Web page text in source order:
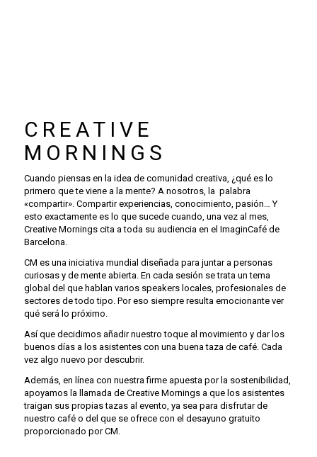
CREATIVE
MORNINGS
Cuando piensas en la idea de comunidad creativa, ¿qué es lo
primero que te viene a la mente? A nosotros, la palabra
«compartir». Compartir experiencias, conocimiento, pasión… Y
esto exactamente es lo que sucede cuando, una vez al mes,
Creative Mornings cita a toda su audiencia en el ImaginCafé de
Barcelona.
CM es una iniciativa mundial diseñada para juntar a personas
curiosas y de mente abierta. En cada sesión se trata un tema
global del que hablan varios speakers locales, profesionales de
sectores de todo tipo. Por eso siempre resulta emocionante ver
qué será lo próximo.
Así que decidimos añadir nuestro toque al movimiento y dar los
buenos días a los asistentes con una buena taza de café. Cada
vez algo nuevo por descubrir.
Además, en línea con nuestra firme apuesta por la sostenibilidad,
apoyamos la llamada de Creative Mornings a que los asistentes
traigan sus propias tazas al evento, ya sea para disfrutar de
nuestro café o del que se ofrece con el desayuno gratuito
proporcionado por CM.